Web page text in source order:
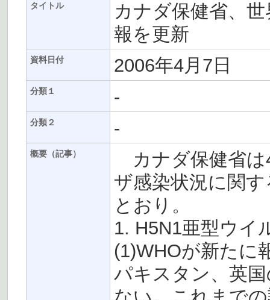
タイトル
カナダ保健省、
報を更新
資料日付 2006年4月7日
分類１ -
分類２ -
概要（記事）
カナダ保健省は
ザ感染状況に関
とおり。
1. H5N1亜型ウイ
(1)WHOが新たに
パキスタン、英